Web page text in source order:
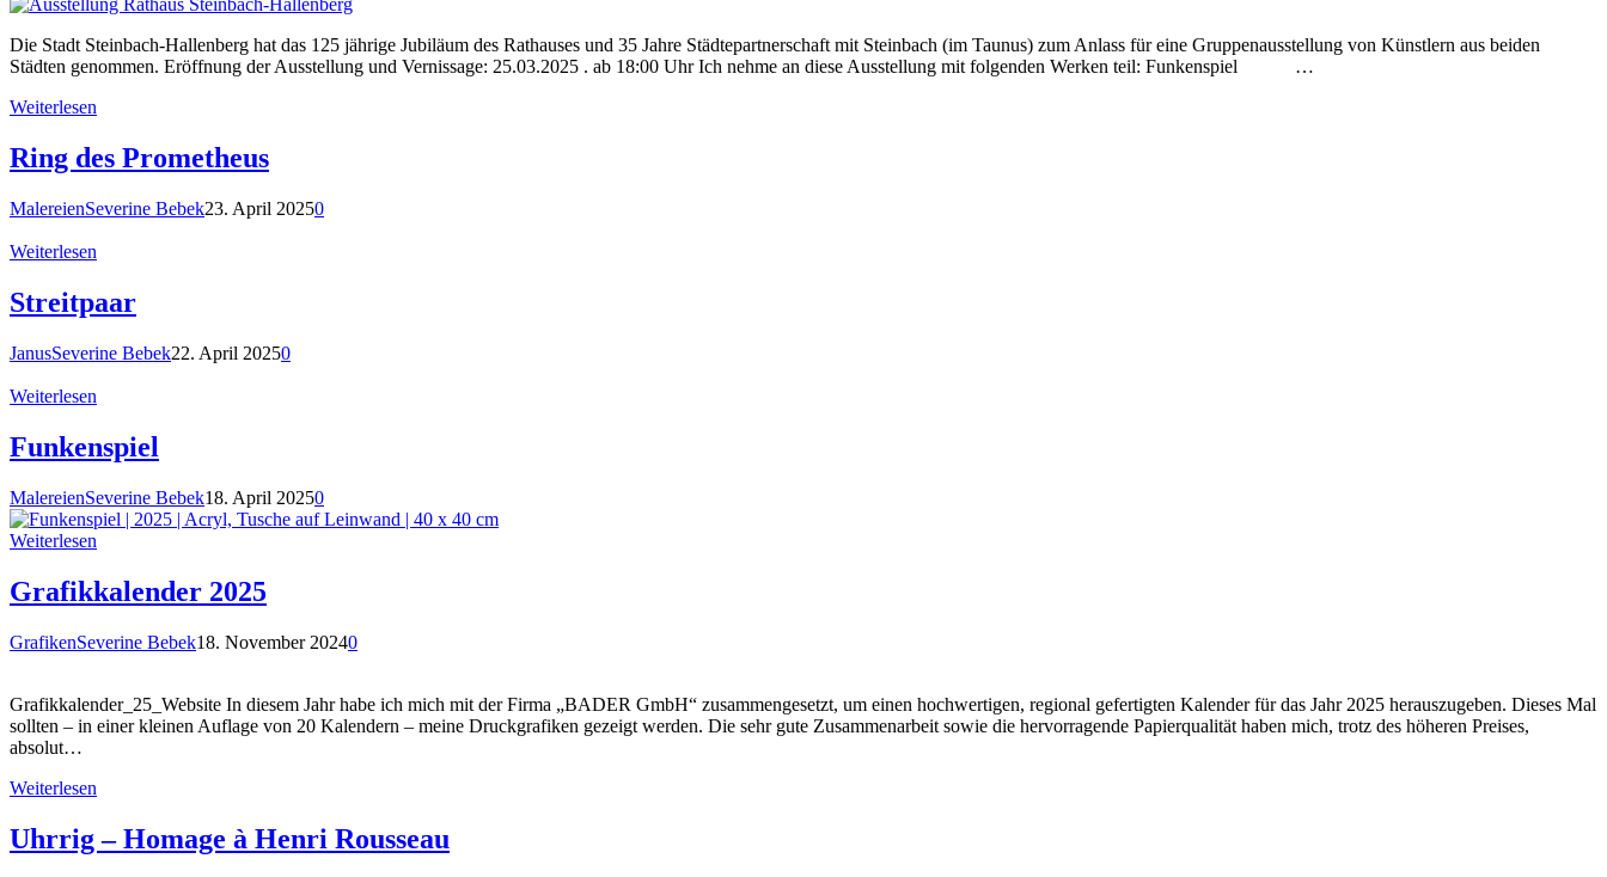
Die Stadt Steinbach-Hallenberg hat das 125 jährige Jubiläum des Rathauses und 35 Jahre Städtepartnerschaft mit Steinbach (im Taunus) zum Anlass für eine Gruppenausstellung von Künstlern aus beiden
Städten genommen. Eröffnung der Ausstellung und Vernissage: 25.03.2025 . ab 18:00 Uhr Ich nehme an diese Ausstellung mit folgenden Werken teil: Funkenspiel …
Weiterlesen
Ring des Prometheus
MalereienSeverine Bebek23. April 20250
Weiterlesen
Streitpaar
JanusSeverine Bebek22. April 20250
Weiterlesen
Funkenspiel
MalereienSeverine Bebek18. April 20250
Weiterlesen
Grafikkalender 2025
GrafikenSeverine Bebek18. November 20240
Grafikkalender_25_Website In diesem Jahr habe ich mich mit der Firma „BADER GmbH“ zusammengesetzt, um einen hochwertigen, regional gefertigten Kalender für das Jahr 2025 herauszugeben. Dieses Mal
sollten – in einer kleinen Auflage von 20 Kalendern – meine Druckgrafiken gezeigt werden. Die sehr gute Zusammenarbeit sowie die hervorragende Papierqualität haben mich, trotz des höheren Preises,
absolut…
Weiterlesen
Uhrrig – Homage à Henri Rousseau